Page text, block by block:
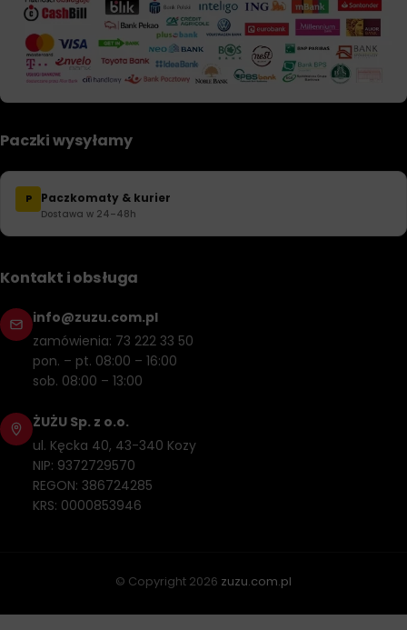
Paczki wysyłamy
P Paczkomaty & kurier
Dostawa w 24–48h
Kontakt i obsługa
info@zuzu.com.pl
zamówienia: 73 222 33 50
pon. – pt. 08:00 – 16:00
sob. 08:00 – 13:00
ŻUŻU Sp. z o.o.
ul. Kęcka 40, 43-340 Kozy
NIP: 9372729570
REGON: 386724285
KRS: 0000853946
© Copyright 2026 zuzu.com.pl